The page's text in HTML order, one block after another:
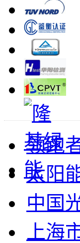
领跑
太阳
中国
上海